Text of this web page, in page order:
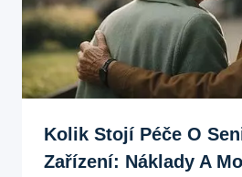
Kolik Stojí Péče O
Zařízení: Náklady A